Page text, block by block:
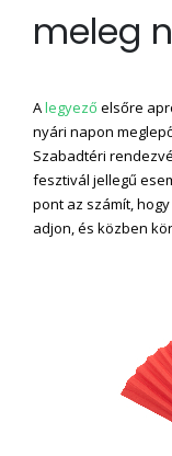
meleg
Alegyező elsőre
nyári napon
Szabadtéri
fesztivál jellegű
pont az számít,
adjon, és közben